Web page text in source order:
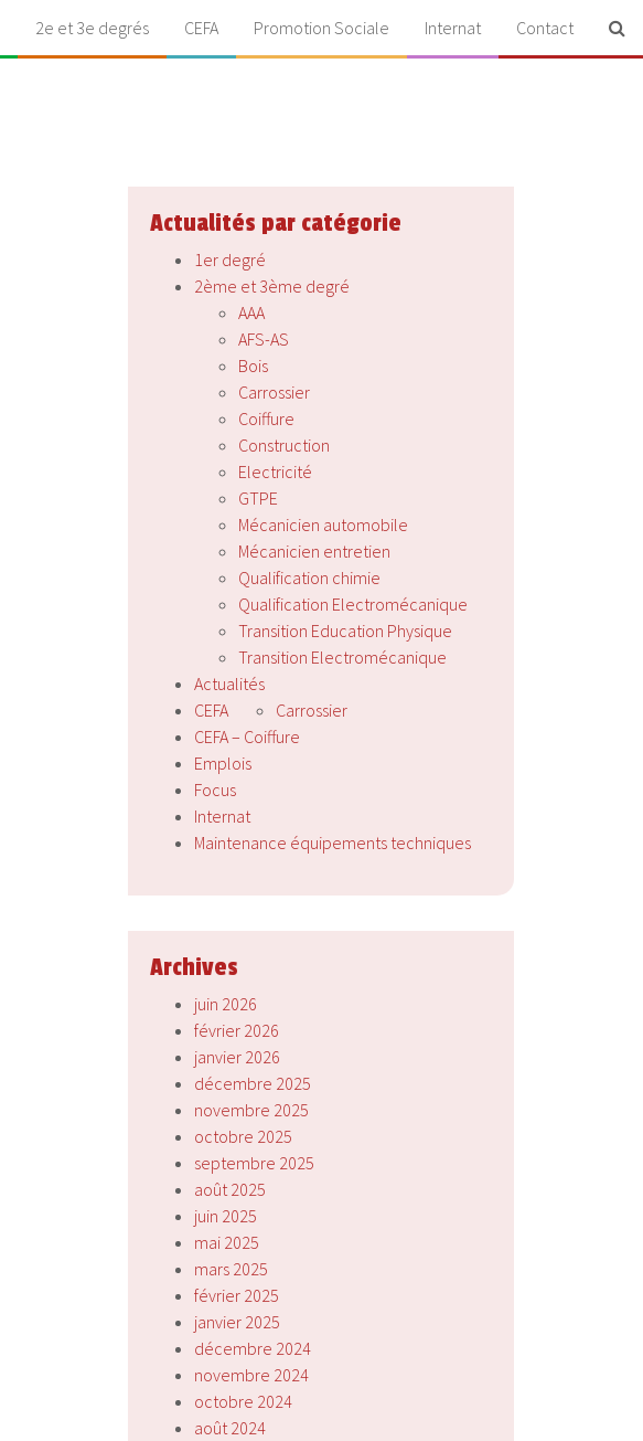
2e et 3e degrés CEFA Promotion Sociale Internat Contact
Actualités par catégorie
1er degré
2ème et 3ème degré
AAA
AFS-AS
Bois
Carrossier
Coiffure
Construction
Electricité
GTPE
Mécanicien automobile
Mécanicien entretien
Qualification chimie
Qualification Electromécanique
Transition Education Physique
Transition Electromécanique
Actualités
CEFA
Carrossier
CEFA – Coiffure
Emplois
Focus
Internat
Maintenance équipements techniques
Archives
juin 2026
février 2026
janvier 2026
décembre 2025
novembre 2025
octobre 2025
septembre 2025
août 2025
juin 2025
mai 2025
mars 2025
février 2025
janvier 2025
décembre 2024
novembre 2024
octobre 2024
août 2024